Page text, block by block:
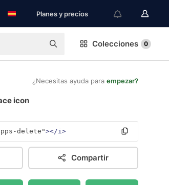
Planes y precios
Colecciones 0
¿Necesitas ayuda para empezar?
icon
delete"></i>
Compartir